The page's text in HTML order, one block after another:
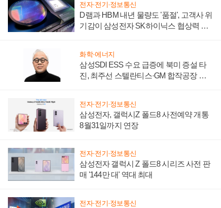
전자·전기·정보통신
D램과 HBM 내년 물량도 '품절', 고객사 위
기감이 삼성전자 SK하이닉스 협상력 더
화학·에너지
삼성SDI ESS 수요 급증에 북미 증설 타
진, 최주선 스텔란티스·GM 합작공장 건
전자·전기·정보통신
삼성전자, 갤럭시Z 폴드8 사전예약 개통
8월31일까지 연장
전자·전기·정보통신
삼성전자 갤럭시 Z 폴드8 시리즈 사전 판
매 '144만 대' 역대 최대
전자·전기·정보통신